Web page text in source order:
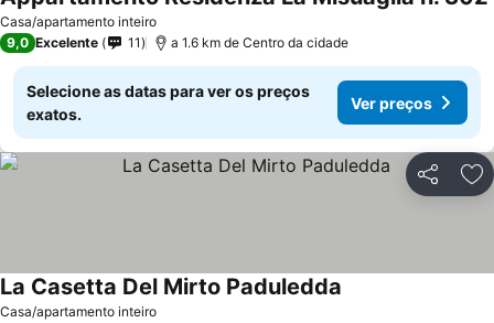
Casa/apartamento inteiro
9,0 Excelente 11 a 1.6 km de Centro da cidade
Selecione as datas para ver os preços
exatos.
Ver preços
Partilhar
Casa/apartamento inteiro
La Casetta Del Mirto Paduledda